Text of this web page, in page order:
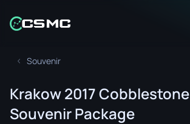
Souvenir
Krakow 2017 Cobblestone
Souvenir Package